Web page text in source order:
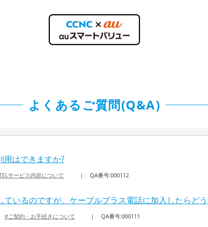
よくあるご質問(Q&A)
用はできますか?
サービス内容について ｜ QA番号:000112
ているのですが、ケーブルプラス電話に加入したらど
#ご契約・お手続きについて ｜ QA番号:000111